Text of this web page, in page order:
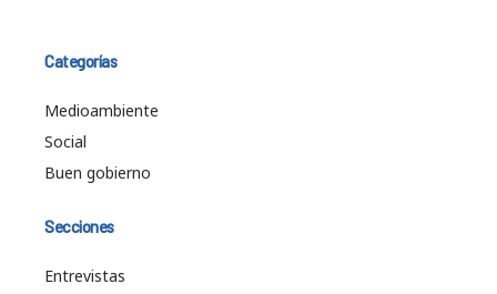
Categorías
Medioambiente
Social
Buen gobierno
Secciones
Entrevistas